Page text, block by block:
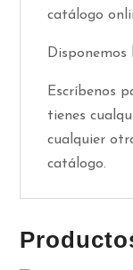
catálogo
Disponemos
Escríbenos
tienes
cualquier
catálogo.